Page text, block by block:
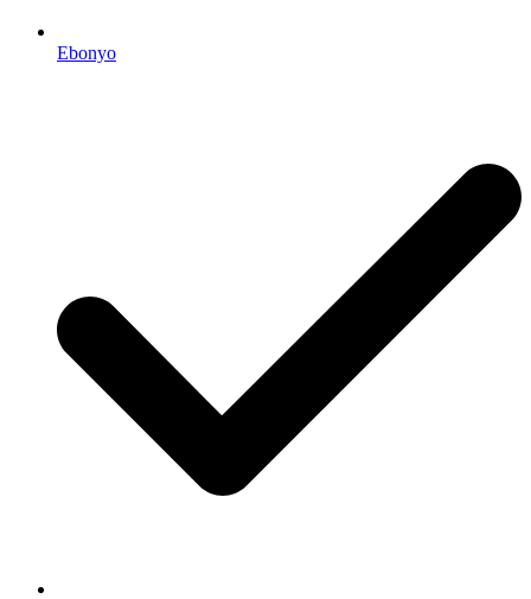
Ebonyo